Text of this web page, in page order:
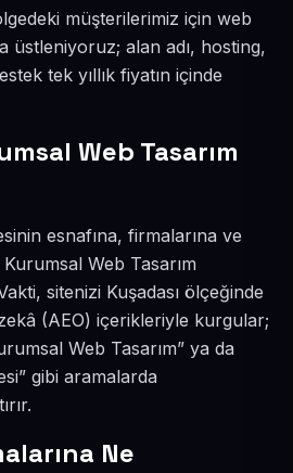
müşterilerimiz için web
üstleniyoruz; alan adı, hosting,
tek yıllık fiyatın içinde
Web Tasarım
esnafına, firmalarına ve
Web Tasarım
sitenizi Kuşadası ölçeğinde
(AEO) içerikleriyle kurgular;
Web Tasarım” ya da
gibi aramalarda
Ne